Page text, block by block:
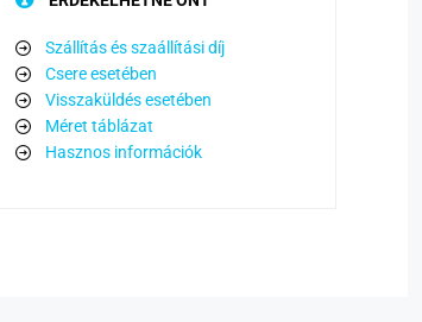
Szállítás és szaállítási díj
Csere esetében
Visszaküldés esetében
Méret táblázat
Hasznos információk